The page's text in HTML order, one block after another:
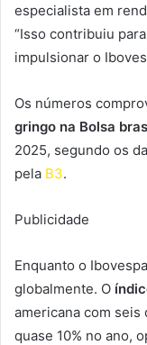
especialista em
“Isso contribuiu
impulsionar o
Os números
gringo na Bolsa
2025, segundo os
pela B3.
Publicidade
Enquanto o
globalmente. O
americana com seis
quase 10% no ano,